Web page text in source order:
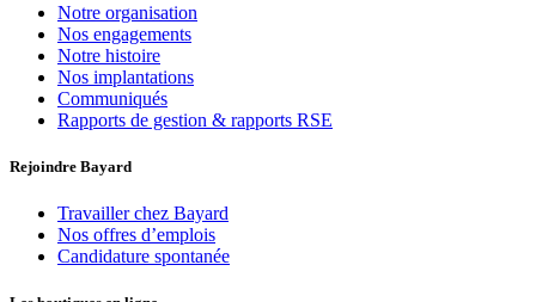
Notre organisation
Nos engagements
Notre histoire
Nos implantations
Communiqués
Rapports de gestion & rapports RSE
Rejoindre Bayard
Travailler chez Bayard
Nos offres d’emplois
Candidature spontanée